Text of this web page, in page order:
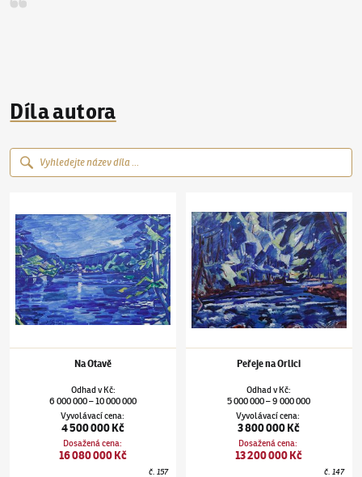
Díla autora
Na Otavě
Odhadv Kč:
6 000 000–10 000 000
Vyvolávací cena:
4 500 000 Kč
Dosažená cena:
16 080 000 Kč
č. 157
Peřeje na Orlici
OdhadvKč:
5 000 000–9 000 000
Vyvolávací cena:
3 800 000 Kč
Dosažená cena:
13 200 000 Kč
č. 147